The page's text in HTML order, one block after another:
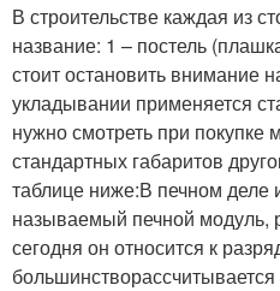
В строительстве каждая из
название: 1 – постель
стоит остановить внимание
укладывании применяется
нужно смотреть при покупке
стандартных габаритов
таблице ниже:В печном деле
называемый печной модуль,
сегодня он относится к